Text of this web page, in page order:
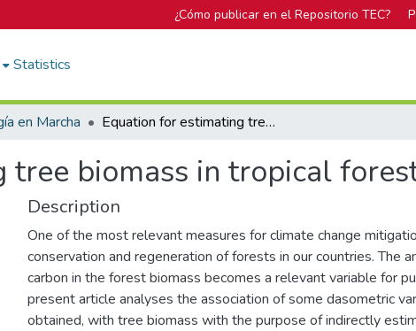
¿Cómo publicar en el Repositorio TEC?
Statistics
en Marcha Equation for estimating tree biomass in tropical forests of Costa Rica
biomass in tropical
Description
One of the most relevant measures for climate change
conservation and regeneration of forests in our countries. The
carbon in the forest biomass becomes a relevant variable for
present article analyses the association of some dasometric
obtained, with tree biomass with the purpose of indirectly